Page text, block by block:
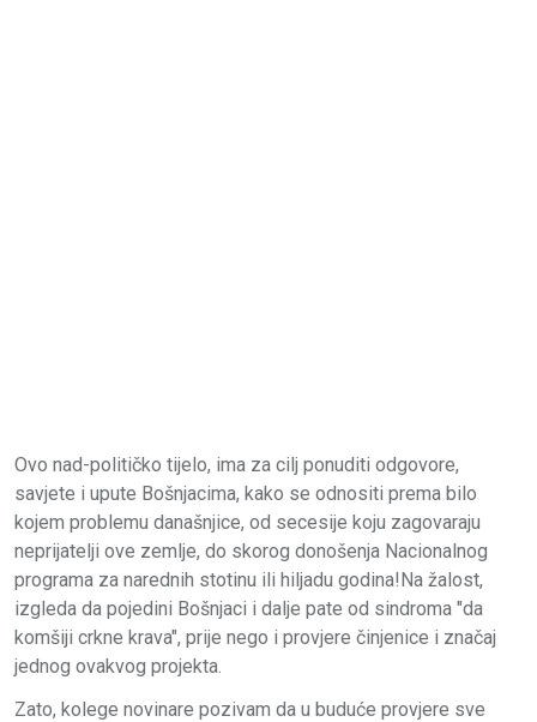
Ovo nad-političko tijelo, ima za cilj ponuditi odgovore,
savjete i upute Bošnjacima, kako se odnositi prema bilo
kojem problemu današnjice, od secesije koju zagovaraju
neprijatelji ove zemlje, do skorog donošenja Nacionalnog
programa za narednih stotinu ili hiljadu godina!Na žalost,
izgleda da pojedini Bošnjaci i dalje pate od sindroma "da
komšiji crkne krava", prije nego i provjere činjenice i značaj
jednog ovakvog projekta.
Zato, kolege novinare pozivam da u buduće provjere sve